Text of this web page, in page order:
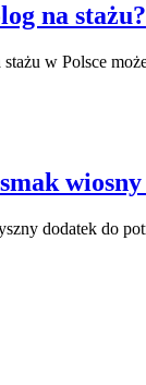
na stażu?
stażu w Polsce
wiosny
dodatek do